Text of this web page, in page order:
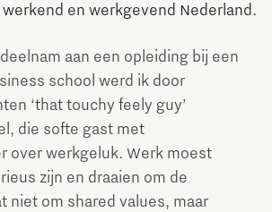
en werkgevend Nederland.
aan een opleiding bij een
school werd ik door
‘that touchy feely guy’
die softe gast met
over werkgeluk. Werk moest
zijn en draaien om de
niet om shared values, maar